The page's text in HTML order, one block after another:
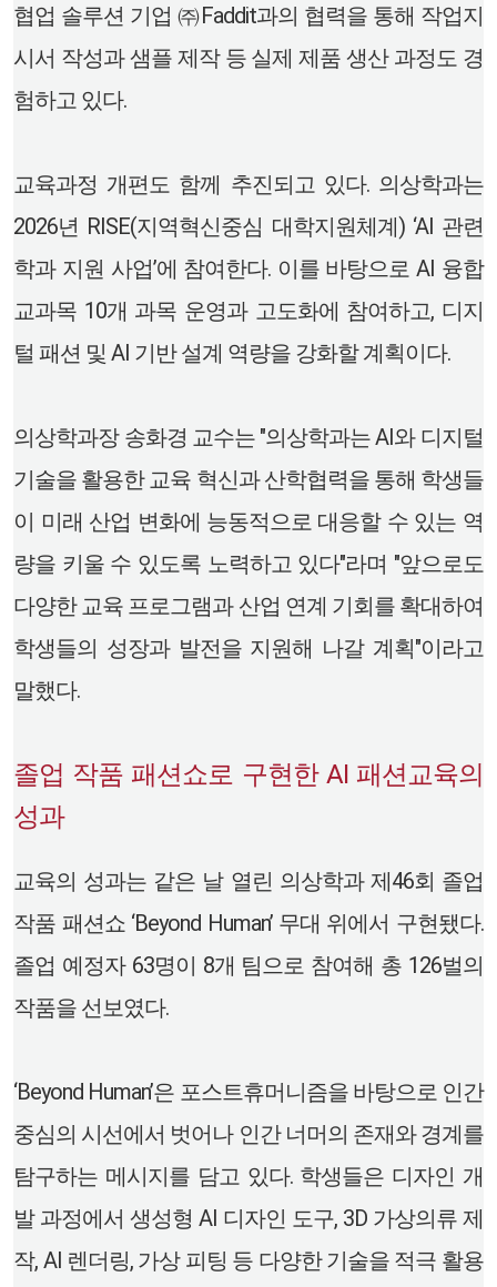
협업 솔루션 기업 ㈜Faddit과의 협력을 통해 작업지
시서 작성과 샘플 제작 등 실제 제품 생산 과정도 경
험하고 있다.
교육과정 개편도 함께 추진되고 있다. 의상학과는
2026년 RISE(지역혁신중심 대학지원체계) ‘AI 관련
학과 지원 사업’에 참여한다. 이를 바탕으로 AI 융합
교과목 10개 과목 운영과 고도화에 참여하고, 디지
털 패션 및 AI 기반 설계 역량을 강화할 계획이다.
의상학과장 송화경 교수는 "의상학과는 AI와 디지털
기술을 활용한 교육 혁신과 산학협력을 통해 학생들
이 미래 산업 변화에 능동적으로 대응할 수 있는 역
량을 키울 수 있도록 노력하고 있다"라며 "앞으로도
다양한 교육 프로그램과 산업 연계 기회를 확대하여
학생들의 성장과 발전을 지원해 나갈 계획"이라고
말했다.
졸업 작품 패션쇼로 구현한 AI 패션교육의
성과
교육의 성과는 같은 날 열린 의상학과 제46회 졸업
작품 패션쇼 ‘Beyond Human’ 무대 위에서 구현됐다.
졸업 예정자 63명이 8개 팀으로 참여해 총 126벌의
작품을 선보였다.
‘Beyond Human’은 포스트휴머니즘을 바탕으로 인간
중심의 시선에서 벗어나 인간 너머의 존재와 경계를
탐구하는 메시지를 담고 있다. 학생들은 디자인 개
발 과정에서 생성형 AI 디자인 도구, 3D 가상의류 제
작, AI 렌더링, 가상 피팅 등 다양한 기술을 적극 활용